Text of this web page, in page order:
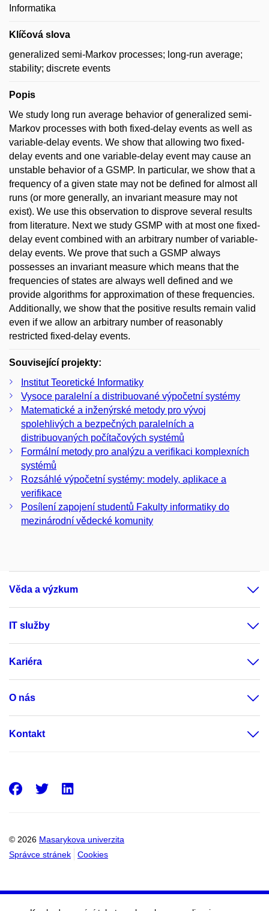
Informatika
Klíčová slova
generalized semi-Markov processes; long-run average;
stability; discrete events
Popis
We study long run average behavior of generalized semi-
Markov processes with both fixed-delay events as well as
variable-delay events. We show that allowing two fixed-
delay events and one variable-delay event may cause an
unstable behavior of a GSMP. In particular, we show that a
frequency of a given state may not be defined for almost all
runs (or more generally, an invariant measure may not
exist). We use this observation to disprove several results
from literature. Next we study GSMP with at most one fixed-
delay event combined with an arbitrary number of variable-
delay events. We prove that such a GSMP always
possesses an invariant measure which means that the
frequencies of states are always well defined and we
provide algorithms for approximation of these frequencies.
Additionally, we show that the positive results remain valid
even if we allow an arbitrary number of reasonably
restricted fixed-delay events.
Související projekty:
Institut Teoretické Informatiky
Vysoce paralelní a distribuované výpočetní systémy
Matematické a inženýrské metody pro vývoj
spolehlivých a bezpečných paralelních a
distribuovaných počítačových systémů
Formální metody pro analýzu a verifikaci komplexních
systémů
Rozsáhlé výpočetní systémy: modely, aplikace a
verifikace
Posílení zapojení studentů Fakulty informatiky do
mezinárodní vědecké komunity
Věda a výzkum
IT služby
Kariéra
O nás
Kontakt
© 2026 Masarykova univerzita
Správce stránek
Cookies
Facebook
Twitter